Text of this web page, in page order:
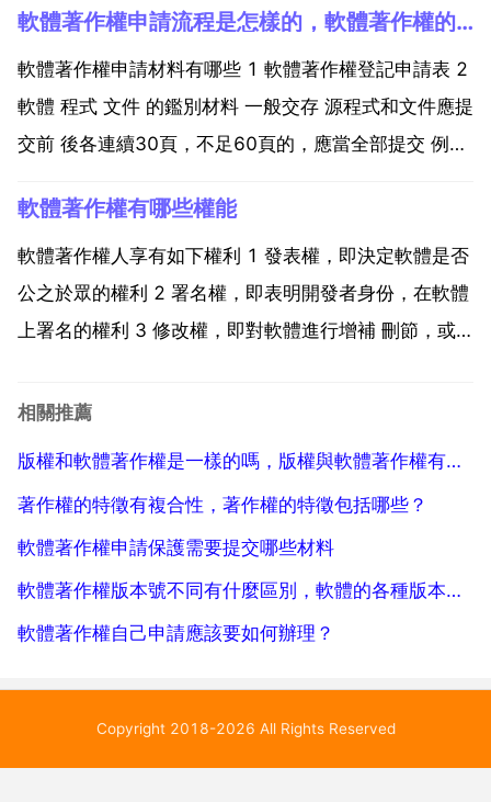
軟體權利的有力 同時是向人民法院提起訴訟，可以請求
司法保護。3 在進行軟體版權 時，軟體著作權登記證...
軟體著作權申請流程是怎樣的，軟體著作權的申請流程是怎麼樣的？
軟體著作權申請材料有哪些 1 軟體著作權登記申請表 2
軟體 程式 文件 的鑑別材料 一般交存 源程式和文件應提
交前 後各連續30頁，不足60頁的，應當全部提交 例外
的方式之一提交軟體的鑑別材料。注 申請人若在源程式
和文件頁首上標註了所申請軟體的名...
軟體著作權有哪些權能
軟體著作權人享有如下權利 1 發表權，即決定軟體是否
公之於眾的權利 2 署名權，即表明開發者身份，在軟體
上署名的權利 3 修改權，即對軟體進行增補 刪節，或
乙份或者多份的權利 5 發行權，即以 或者贈與方式向
相關推薦
版權和軟體著作權是一樣的嗎，版權與軟體著作權有什麼關係嗎？
著作權的特徵有複合性，著作權的特徵包括哪些？
軟體著作權申請保護需要提交哪些材料
軟體著作權版本號不同有什麼區別，軟體的各種版本號有何區別
軟體著作權自己申請應該要如何辦理？
Copyright 2018-2026 All Rights Reserved